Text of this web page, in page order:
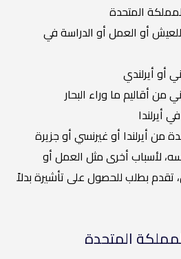
المتحدة
أو العمل أو الدراسة في
أو أيرلندي
من أقاليم ما وراء البحار
أيرلندا
من أيرلندا أو غيرنسي أو جزيرة
لأسباب أخرى مثل العمل أو
تقدم بطلب للحصول على تأشيرة بدلاً